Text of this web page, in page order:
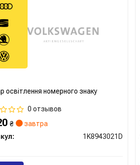
освітлення номерного знаку
0 отзывов
₴
завтра
1K8943021D